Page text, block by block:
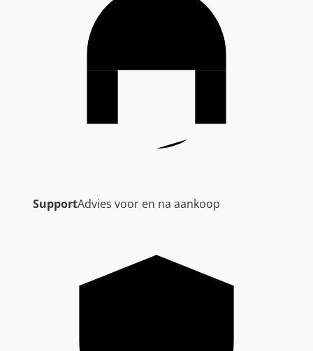
SupportAdvies voor en na aankoop